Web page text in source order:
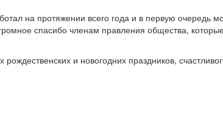
на протяжении всего года и в первую очередь
спасибо членам правления общества,
и новогодних праздников,